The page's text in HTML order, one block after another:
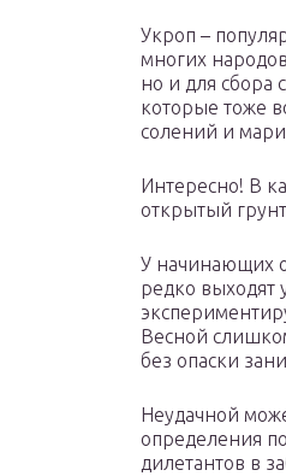
Укроп –
многих
но и для сбора
которые тоже
солений и
Интересно! В
открытый
У начинающих
редко выходят
Весной
без опаски
Неудачной
определения
дилетантов в